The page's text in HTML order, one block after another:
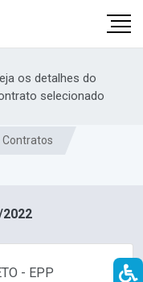
os detalhes do
selecionado
Contratos
2022
- EPP